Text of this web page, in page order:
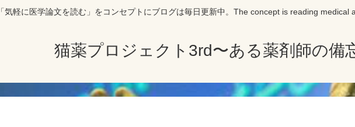
「気軽に医学論文を読む」をコンセプトにブログは毎日更新中。The concept is reading medical
猫薬プロジェクト3rd〜ある薬剤師の備